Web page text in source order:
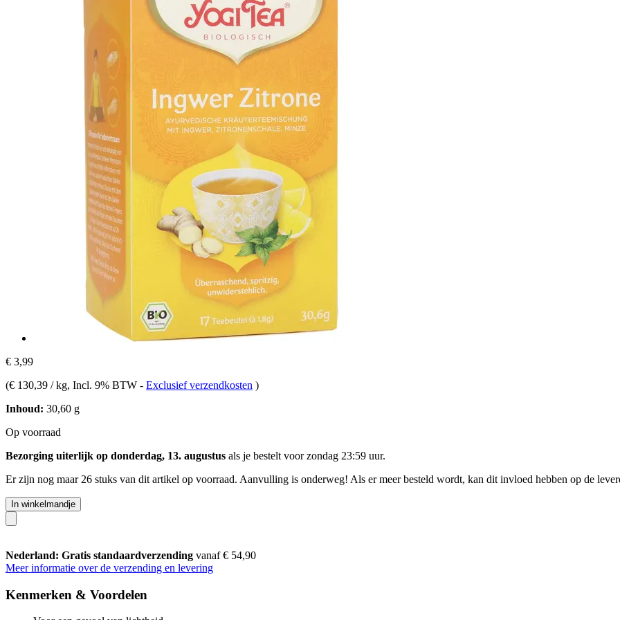
€ 3,99
(€ 130,39 / kg, Incl. 9% BTW - Exclusief verzendkosten )
Inhoud: 30,60 g
Op voorraad
Bezorging uiterlijk op donderdag, 13. augustus als je bestelt voorzondag 23:59 uur.
Er zijn nog maar 26 stuks van dit artikel op voorraad. Aanvulling is onderweg! Als er meer besteld wordt, kan dit invloed hebben op de
In winkelmandje
Nederland: Gratis standaardverzending vanaf € 54,90
Meer informatie over de verzending en levering
Kenmerken & Voordelen